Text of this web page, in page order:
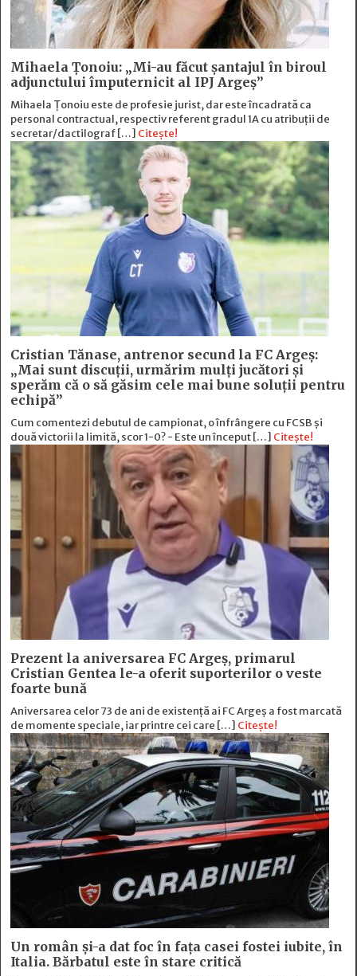
Mihaela Ţonoiu: „Mi-au făcut şantajul în biroul
adjunctului împuternicit al IPJ Argeş”
Mihaela Ţonoiu este de profesie jurist, dar este încadrată ca
personal contractual, respectiv referent gradul 1A cu atribuții de
secretar/dactilograf […] Citește!
Cristian Tănase, antrenor secund la FC Argeş:
„Mai sunt discuţii, urmărim mulţi jucători şi
sperăm că o să găsim cele mai bune soluţii pentru
echipă”
Cum comentezi debutul de campionat, o înfrângere cu FCSB și
două victorii la limită, scor 1-0? - Este un început […] Citește!
Prezent la aniversarea FC Argeș, primarul
Cristian Gentea le-a oferit suporterilor o veste
foarte bună
Aniversarea celor 73 de ani de existență ai FC Argeș a fost marcată
de momente speciale, iar printre cei care […] Citește!
Un român și-a dat foc în fața casei fostei iubite, în
Italia. Bărbatul este în stare critică